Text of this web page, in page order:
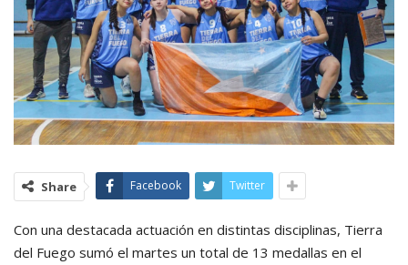
Share Facebook Twitter
Con una destacada actuación en distintas disciplinas, Tierra
del Fuego sumó el martes un total de 13 medallas en el